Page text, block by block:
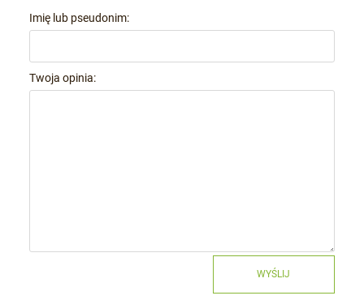
Imię lub pseudonim:
Twoja opinia:
WYŚLIJ